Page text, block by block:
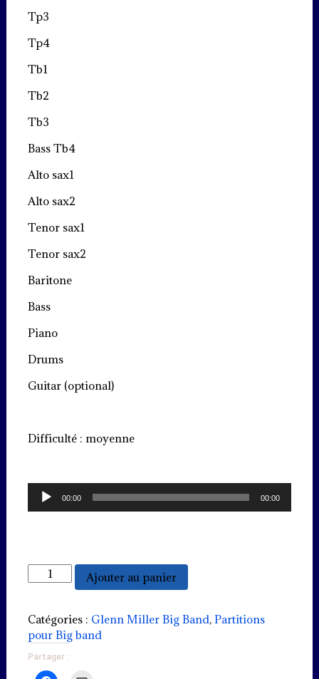
Tp3
Tp4
Tb1
Tb2
Tb3
Bass Tb4
Alto sax1
Alto sax2
Tenor sax1
Tenor sax2
Baritone
Bass
Piano
Drums
Guitar (optional)
Difficulté : moyenne
Lecteur
audio
00:00 00:00
quantité
de
(Modern
waltz)
Ajouter au panier
Catégories : Glenn Miller Big Band, Partitions
pour Big band
Partager :